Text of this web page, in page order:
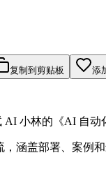
复制到剪贴板 添
AI 小林的《AI 自动
，涵盖部署、案例